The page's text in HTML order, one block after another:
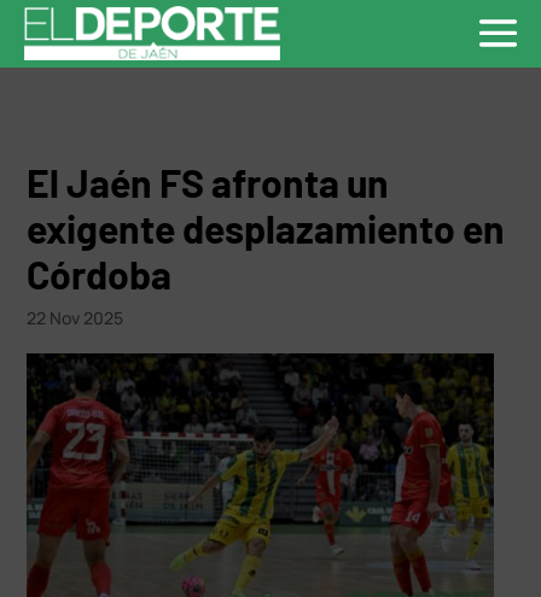
El Jaén FS afronta un
exigente desplazamiento en
Córdoba
22 Nov 2025